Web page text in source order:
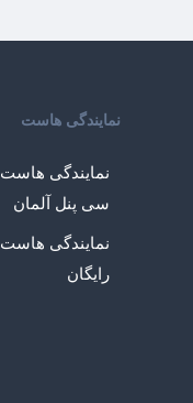
نمایندگی هاست
نمایندگی هاست
سی پنل آلمان
نمایندگی هاست
رایگان